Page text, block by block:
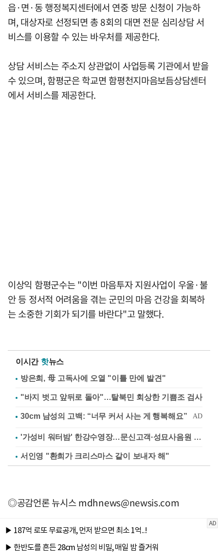
읍·면·동 행정복지센터에서 연중 방문 신청이 가능하
며, 대상자로 선정되면 총 8회의 대면 전문 심리상담 서
비스를 이용할 수 있는 바우처를 제공한다.
상담 서비스는 주소지 상관없이 사업등록 기관에서 받을
수 있으며, 함평군은 학교면 함평천지마음보듬상담센터
에서 서비스를 제공한다.
이상익 함평군수는 "이번 마음투자 지원사업이 우울·불
안 등 정서적 어려움을 겪는 군민의 마음 건강을 회복하
는 소중한 기회가 되기를 바란다"고 말했다.
이시간 핫뉴스
방은희, 母 고독사에 오열 "이틀 만에 발견"
"바지 벗고 앞뒤로 돌아"…탈북민 회상한 기쁨조 검사
'가성비 워터밤' 한강수영장…문신고객·성묘사음원 민원
서인영 "환희가 크리스마스 같이 보내자 해"
◎공감언론 뉴시스mdhnews@newsis.com